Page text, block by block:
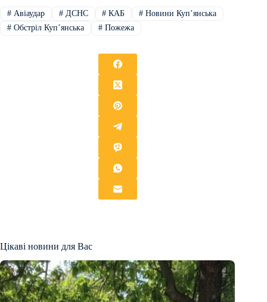
#Авіаудар #ДСНС # КАБ # Новини Купʼянська
#Обстріл Купʼянська #Пожежа
Цікаві новини для Вас